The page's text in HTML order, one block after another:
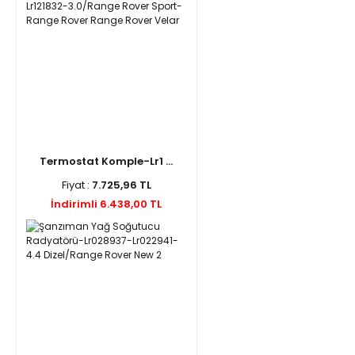
Termostat Komple-Lr1 ...
Fiyat : 7.725,96 TL
İndirimli 6.438,00 TL